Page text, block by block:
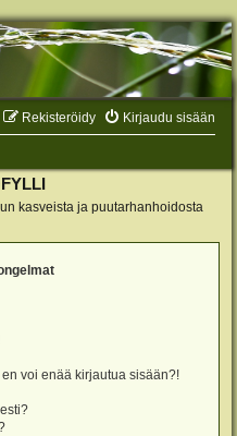
Kirjaudu sisään
Rekisteröidy
kasveista ja puutarhanhoidosta
voi enää kirjautua sisään?!